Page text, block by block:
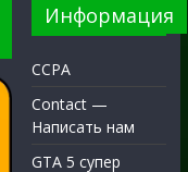
Информация
CCPA
Contact —
Написать нам
GTA 5 супер